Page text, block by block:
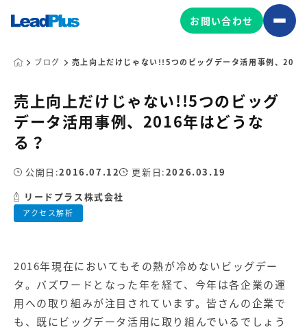
広告プロモーション
MA/CRM/SFA導入・運用
Web制作
マーケティングコンサルティング
コンテンツ制作
マーケティング基盤の製品
Leadplus One
マーケティングサービスの製品
【店舗型ビジネス向け】エリ
ア
【金融機関向け】マーケティ
ング
お問い合わせ
ブログ 売上向上だけじゃない!!5つのビッグデータ活用事例、2016
売上向上だけじゃない!!5つのビッグ
データ活用事例、2016年はどうな
る？
アクセス解析
公開日:2016.07.12 更新日:2026.03.19
リードプラス株式会社
2016年現在においてもその熱が冷めないビッグデー
タ。バズワードとなった年を経て、今年は各企業の運
用への取り組みが注目されています。皆さんの企業で
も、既にビッグデータ活用に取り組んでいるでしょう